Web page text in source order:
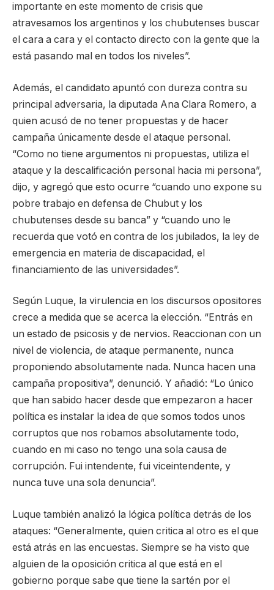
importante en este momento de crisis que
atravesamos los argentinos y los chubutenses buscar
el cara a cara y el contacto directo con la gente que la
está pasando mal en todos los niveles”.
Además, el candidato apuntó con dureza contra su
principal adversaria, la diputada Ana Clara Romero, a
quien acusó de no tener propuestas y de hacer
campaña únicamente desde el ataque personal.
“Como no tiene argumentos ni propuestas, utiliza el
ataque y la descalificación personal hacia mi persona”,
dijo, y agregó que esto ocurre “cuando uno expone su
pobre trabajo en defensa de Chubut y los
chubutenses desde su banca” y “cuando uno le
recuerda que votó en contra de los jubilados, la ley de
emergencia en materia de discapacidad, el
financiamiento de las universidades”.
Según Luque, la virulencia en los discursos opositores
crece a medida que se acerca la elección. “Entrás en
un estado de psicosis y de nervios. Reaccionan con un
nivel de violencia, de ataque permanente, nunca
proponiendo absolutamente nada. Nunca hacen una
campaña propositiva”, denunció. Y añadió: “Lo único
que han sabido hacer desde que empezaron a hacer
política es instalar la idea de que somos todos unos
corruptos que nos robamos absolutamente todo,
cuando en mi caso no tengo una sola causa de
corrupción. Fui intendente, fui viceintendente, y
nunca tuve una sola denuncia”.
Luque también analizó la lógica política detrás de los
ataques: “Generalmente, quien critica al otro es el que
está atrás en las encuestas. Siempre se ha visto que
alguien de la oposición critica al que está en el
gobierno porque sabe que tiene la sartén por el